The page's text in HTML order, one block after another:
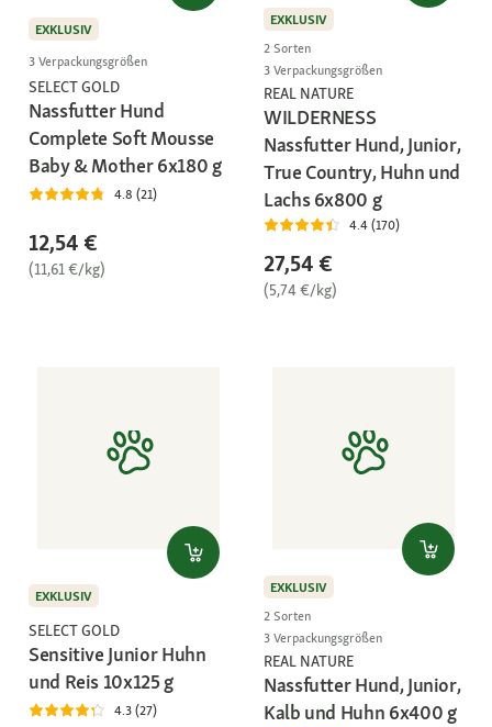
EXKLUSIV
3 Verpackungsgrößen
SELECT GOLD
Nassfutter Hund
Complete Soft Mousse
Baby & Mother 6x180 g
4.8 (21)
12,54 €
(11,61 €/kg)
EXKLUSIV
2 Sorten
3 Verpackungsgrößen
REAL NATURE
WILDERNESS
Nassfutter Hund, Junior,
True Country, Huhn und
Lachs 6x800 g
4.4 (170)
27,54 €
(5,74 €/kg)
EXKLUSIV
SELECT GOLD
Sensitive Junior Huhn
und Reis 10x125 g
4.3 (27)
EXKLUSIV
2 Sorten
3 Verpackungsgrößen
REAL NATURE
Nassfutter Hund, Junior,
Kalb und Huhn 6x400 g